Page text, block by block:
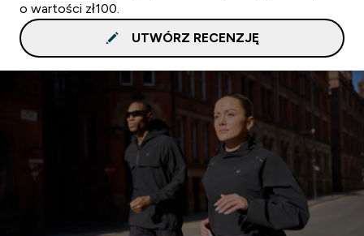
o wartości zł100.
UTWÓRZ RECENZJĘ